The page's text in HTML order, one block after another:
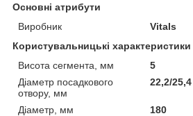
Основні атрибути
Виробник
Vitals
Користувальницькі характеристики
Висота сегмента, мм
5
Діаметр посадкового
отвору, мм
22,2/25,4
Діаметр, мм
180